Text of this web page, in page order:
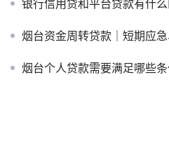
银行信用贷和平台贷款有什么
烟台资金周转贷款｜短期应急、
烟台个人贷款需要满足哪些条